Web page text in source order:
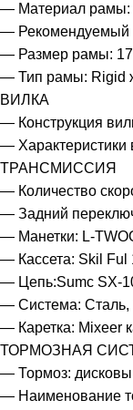
— Материал рамы:
— Рекомендуемый
— Размер рамы:
— Тип рамы: Rigid
ВИЛКА
— Конструкция
— Характеристики
ТРАНСМИССИЯ
— Количество
— Задний
— Манетки: L-
— Кассета: Skil Ful
— Цепь:Sumc SX-
— Система: Сталь,
— Каретка: Mixeer
ТОРМОЗНАЯ
— Тормоз:
— Наименование